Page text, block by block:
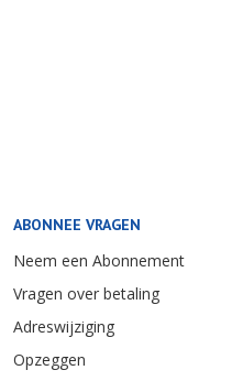
ABONNEE VRAGEN
Neem een Abonnement
Vragen over betaling
Adreswijziging
Opzeggen